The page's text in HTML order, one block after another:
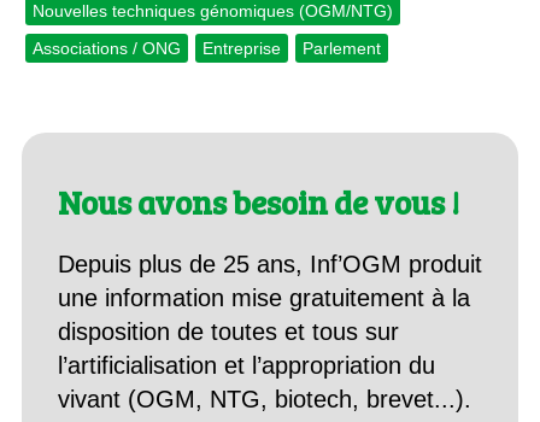
Nouvelles techniques génomiques (OGM/NTG)
Associations / ONG
Entreprise Parlement
Nous avons besoin de vous !
Depuis plus de 25 ans, Inf’OGM produit
une information mise gratuitement à la
disposition de toutes et tous sur
l’artificialisation et l’appropriation du
vivant (OGM, NTG, biotech, brevet...).